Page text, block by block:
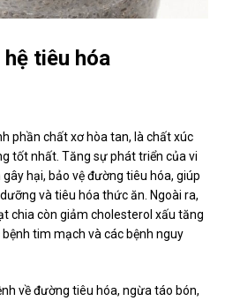
hệ tiêu hóa
phần chất xơ hòa tan, là chất xúc
tốt nhất. Tăng sự phát triển của vi
hại, bảo vệ đường tiêu hóa, giúp
và tiêu hóa thức ăn. Ngoài ra,
chia còn giảm cholesterol xấu tăng
tim mạch và các bệnh nguy
về đường tiêu hóa, ngừa táo bón,